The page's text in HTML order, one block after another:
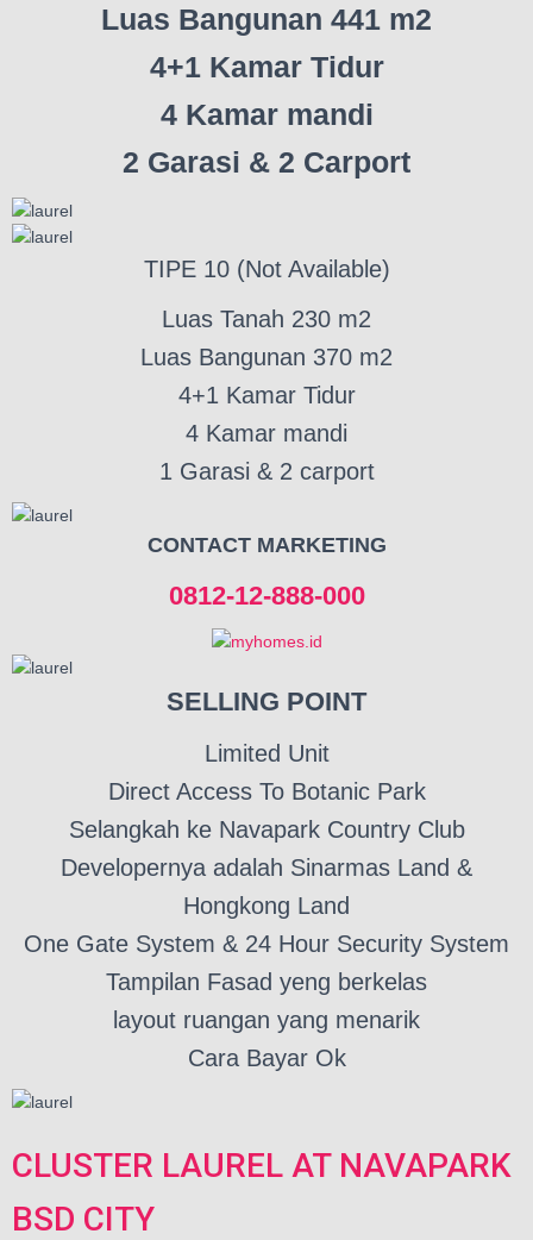
Luas Bangunan 441 m2
4+1 Kamar Tidur
4 Kamar mandi
2 Garasi & 2 Carport
TIPE 10 (Not Available)
Luas Tanah 230 m2
Luas Bangunan 370 m2
4+1 Kamar Tidur
4 Kamar mandi
1 Garasi & 2 carport
CONTACT MARKETING
0812-12-888-000
SELLING POINT
Limited Unit
Direct Access To Botanic Park
Selangkah ke Navapark Country Club
Developernya adalah Sinarmas Land &
Hongkong Land
One Gate System & 24 Hour Security System
Tampilan Fasad yeng berkelas
layout ruangan yang menarik
Cara Bayar Ok
CLUSTER LAUREL AT NAVAPARK
BSD CITY